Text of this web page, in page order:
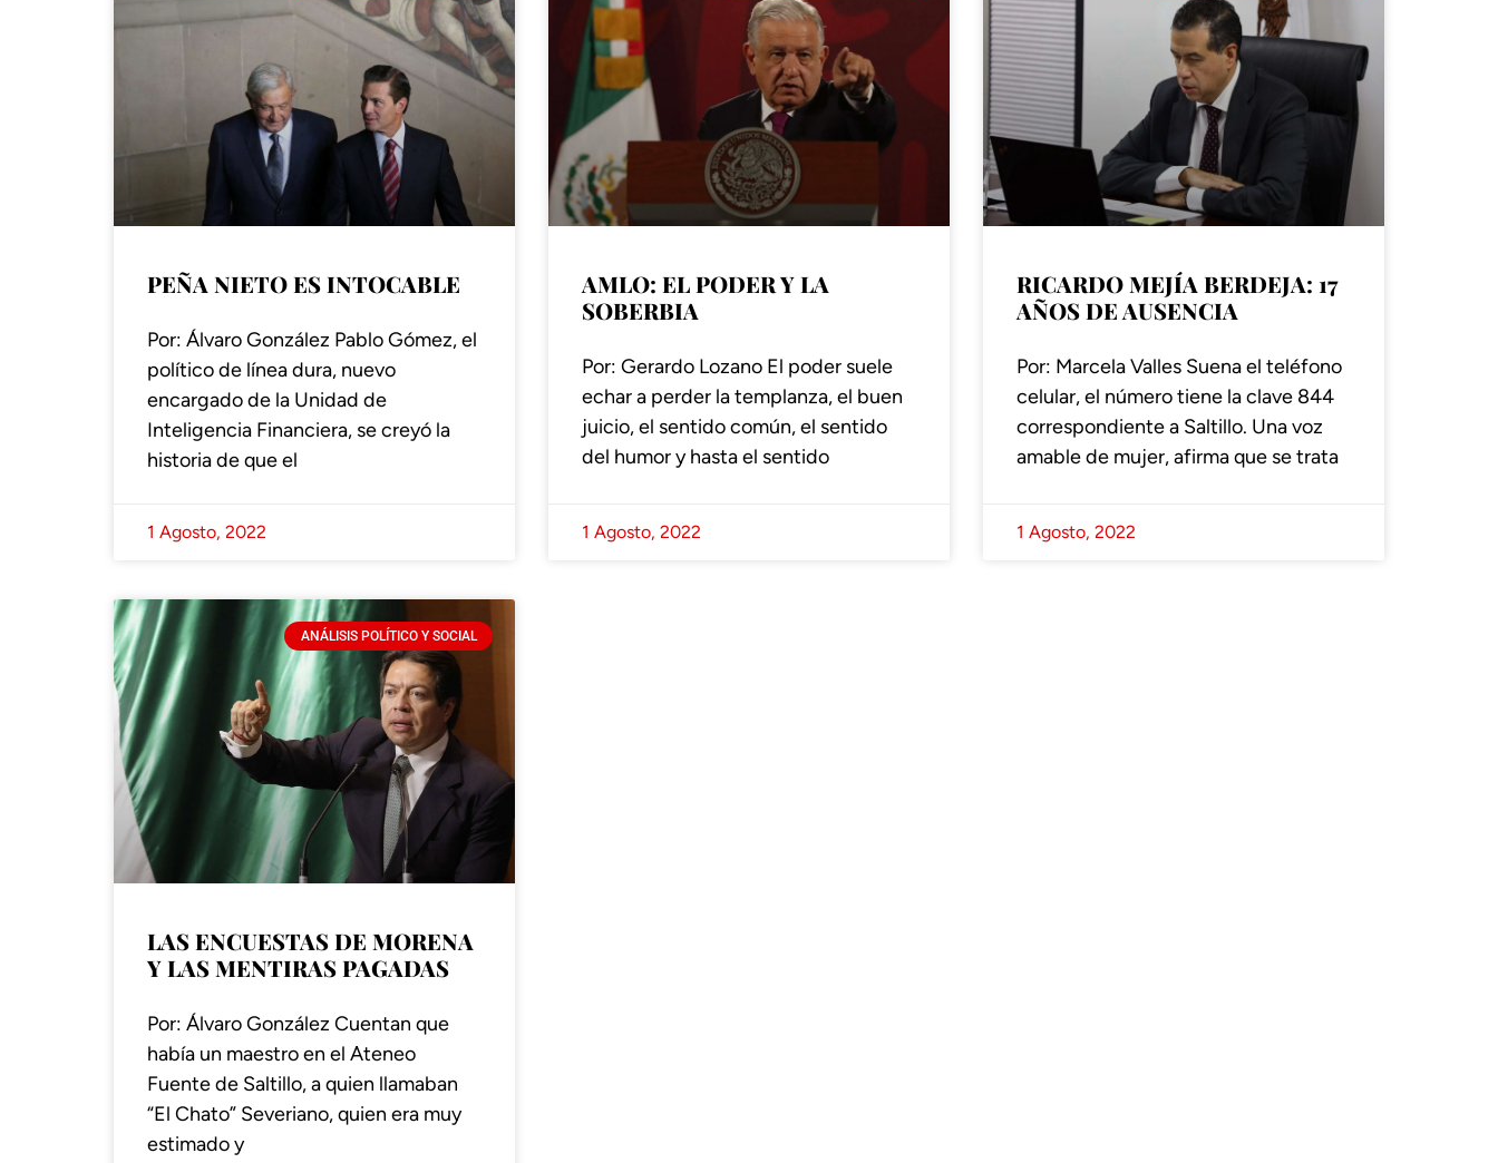
PEÑA NIETO ES INTOCABLE
Por: Álvaro González Pablo Gómez, el
político de línea dura, nuevo
encargado de la Unidad de
Inteligencia Financiera, se creyó la
historia de que el
1 Agosto, 2022
AMLO: EL PODER Y LA
SOBERBIA
Por: Gerardo Lozano El poder suele
echar a perder la templanza, el buen
juicio, el sentido común, el sentido
del humor y hasta el sentido
1 Agosto, 2022
RICARDO MEJÍA BERDEJA: 17
AÑOS DE AUSENCIA
Por: Marcela Valles Suena el teléfono
celular, el número tiene la clave 844
correspondiente a Saltillo. Una voz
amable de mujer, afirma que se trata
1 Agosto, 2022
ANÁLISIS POLÍTICO Y SOCIAL
LAS ENCUESTAS DE MORENA
Y LAS MENTIRAS PAGADAS
Por: Álvaro González Cuentan que
había un maestro en el Ateneo
Fuente de Saltillo, a quien llamaban
“El Chato” Severiano, quien era muy
estimado y